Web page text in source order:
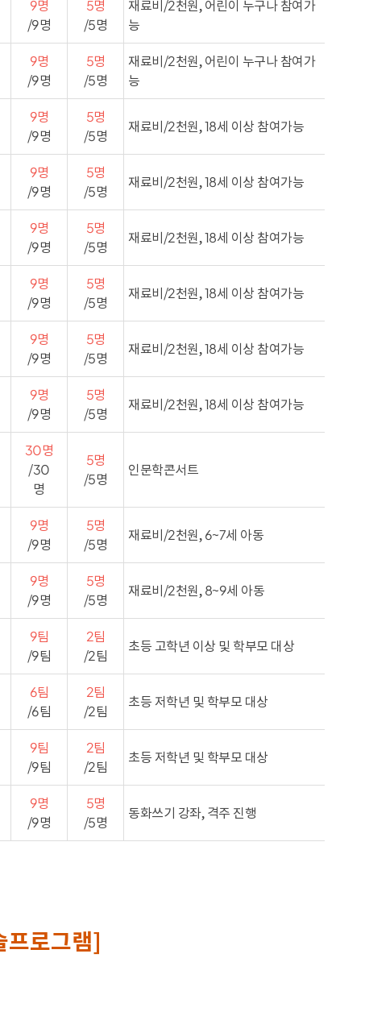
9명
/9명
5명
/5명
재료비/2천원, 어린이 누구나 참여가
능
9명
/9명
5명
/5명
재료비/2천원, 어린이 누구나 참여가
능
9명
/9명
5명
/5명
재료비/2천원, 18세 이상 참여가능
9명
/9명
5명
/5명
재료비/2천원, 18세 이상 참여가능
9명
/9명
5명
/5명
재료비/2천원, 18세 이상 참여가능
9명
/9명
5명
/5명
재료비/2천원, 18세 이상 참여가능
9명
/9명
5명
/5명
재료비/2천원, 18세 이상 참여가능
9명
/9명
5명
/5명
재료비/2천원, 18세 이상 참여가능
30명
/30
명
5명
/5명
인문학콘서트
9명
/9명
5명
/5명
재료비/2천원, 6~7세 아동
9명
/9명
5명
/5명
재료비/2천원, 8~9세 아동
9팀
/9팀
2팀
/2팀
초등 고학년 이상 및 학부모 대상
6팀
/6팀
2팀
/2팀
초등 저학년 및 학부모 대상
9팀
/9팀
2팀
/2팀
초등 저학년 및 학부모 대상
9명
/9명
5명
/5명
동화쓰기 강좌, 격주 진행
프로그램]